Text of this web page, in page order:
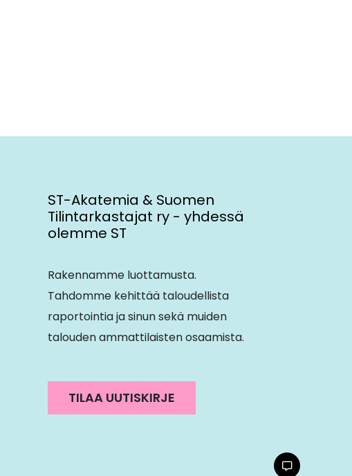
ST-Akatemia & Suomen
Tilintarkastajat ry - yhdessä
olemme ST
Rakennamme luottamusta.
Tahdomme kehittää taloudellista
raportointia ja sinun sekä muiden
talouden ammattilaisten osaamista.
TILAA UUTISKIRJE